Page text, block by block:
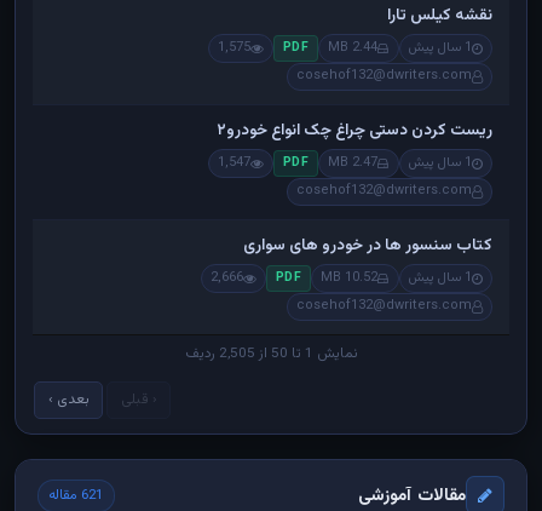
نقشه کیلس تارا
1 سال پیش 2.44 MB
PDF
1,575
cosehof132@dwriters.com
ریست کردن دستی چراغ چک انواع خودرو۲
1 سال پیش 2.47 MB
PDF
1,547
cosehof132@dwriters.com
کتاب سنسور ها در خودرو های سواری
1 سال پیش 10.52 MB
PDF
2,666
cosehof132@dwriters.com
نمایش 1 تا 50 از 2,505 ردیف
‹ قبلی بعدی ›
مقالات آموزشی 621 مقاله